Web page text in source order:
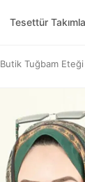
Tesettür
Butik Tuğbam